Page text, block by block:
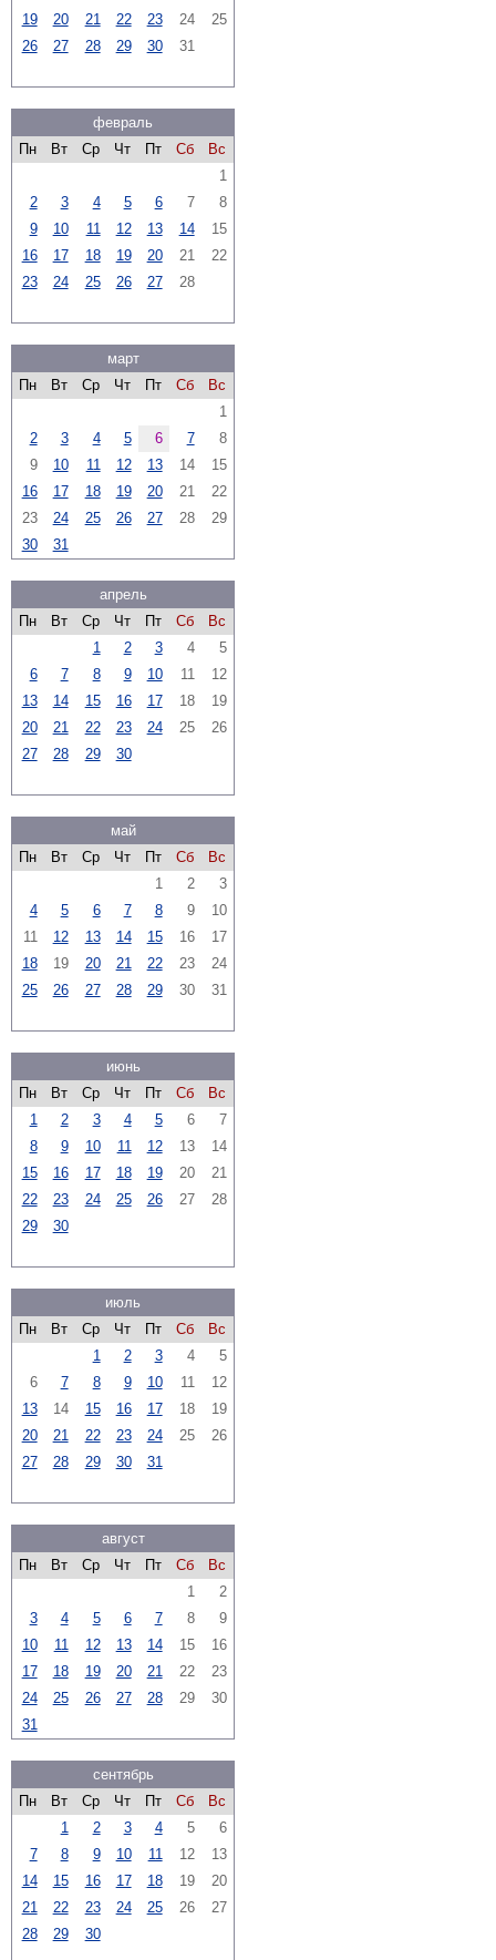
19
20 21 22 23 24
25
26
27 28 29 30 31
февраль
Пн
Вт Ср Чт Пт Сб
Вс
1
2
3 4 5 6 7
8
9
10 11 12 13 14
15
16
17 18 19 20 21
22
23
24 25 26 27 28
март
Пн
Вт Ср Чт Пт Сб
Вс
1
2
3 4 5 6 7
8
9
10 11 12 13 14
15
16
17 18 19 20 21
22
23
24 25 26 27 28
29
30
31
апрель
Пн
Вт Ср Чт Пт Сб
Вс
1
2 3 4
5
6
7 8 9 10 11
12
13
14 15 16 17 18
19
20
21 22 23 24 25
26
27
28 29 30
май
Пн
Вт Ср Чт Пт Сб
Вс
1
2
3
4
5 6 7 8 9
10
11
12 13 14 15 16
17
18
19 20 21 22 23
24
25
26 27 28 29 30 31
июнь
Пн
Вт Ср Чт Пт Сб
Вс
1
2 3 4 5 6
7
8
9 10 11 12 13
14
15
16 17 18 19 20
21
22
23 24 25 26 27
28
29
30
июль
Пн
Вт Ср Чт Пт Сб
Вс
1
2 3 4
5
6
7 8 9 10 11
12
13
14 15 16 17 18
19
20
21 22 23 24 25
26
27
28 29 30 31
август
Пн
Вт Ср Чт Пт Сб
Вс
1
2
3
4 5 6 7 8
9
10
11 12 13 14 15
16
17
18 19 20 21 22
23
24
25 26 27 28 29
30
31
сентябрь
Пн
Вт Ср Чт Пт Сб
Вс
1
2 3 4 5
6
7
8 9 10 11 12
13
14
15 16 17 18 19
20
21
22 23 24 25 26
27
28
29 30